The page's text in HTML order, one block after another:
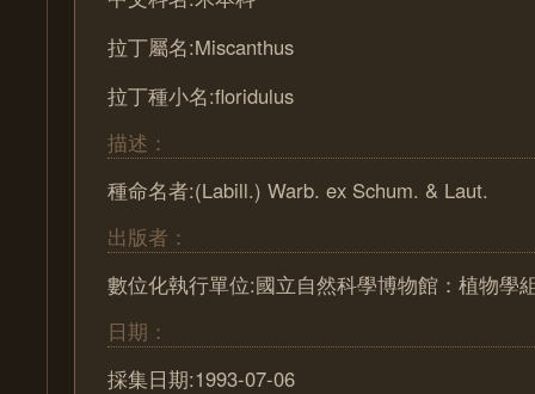
拉丁屬名:Miscanthus
拉丁種小名:floridulus
描述：
種命名者:(Labill.) Warb. ex Schum. & Laut.
出版者：
數位化執行單位:國立自然科學博物館：植物學
日期：
採集日期:1993-07-06